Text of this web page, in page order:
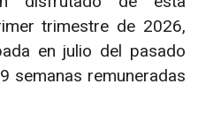
trimestre de 2026,
en julio del pasado
semanas remuneradas